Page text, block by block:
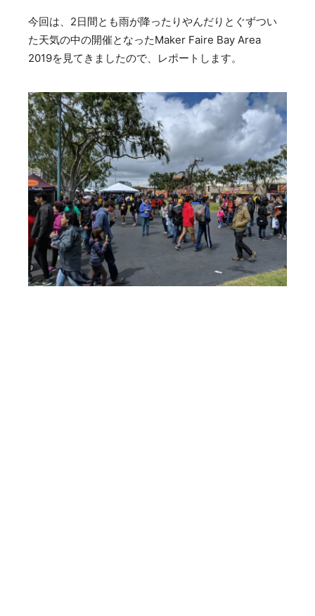
今回は、2日間とも雨が降ったりやんだりとぐずつい
た天気の中の開催となったMaker Faire Bay Area
2019を見てきましたので、レポートします。